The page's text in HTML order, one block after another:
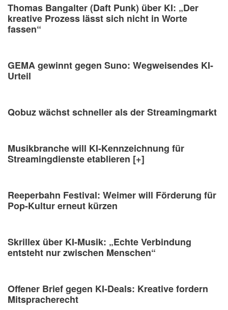
Thomas Bangalter (Daft Punk) über KI: „Der
kreative Prozess lässt sich nicht in Worte
fassen“
GEMA gewinnt gegen Suno: Wegweisendes KI-
Urteil
Qobuz wächst schneller als der Streamingmarkt
Musikbranche will KI-Kennzeichnung für
Streamingdienste etablieren [+]
Reeperbahn Festival: Weimer will Förderung für
Pop-Kultur erneut kürzen
Skrillex über KI-Musik: „Echte Verbindung
entsteht nur zwischen Menschen“
Offener Brief gegen KI-Deals: Kreative fordern
Mitspracherecht